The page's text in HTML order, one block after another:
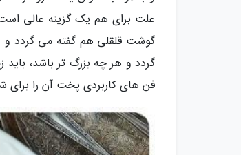
علت برای هم یک گزینه عالی
گوشت قلقلی هم گفته می گردد
گردد و هر چه بزرگ تر باشد،
فن های کاربردی پخت آن را برای